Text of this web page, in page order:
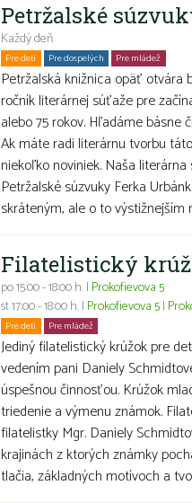
Petržalské
Každý deň
Pre deti Pre dospelých Pre mládež
Petržalská knižnica opäť otvára
ročník literárnej súťaže pre
alebo 75 rokov. Hľadáme básne
Ak máte radi literárnu tvorbu
niekoľko noviniek. Naša
Petržalské súzvuky Ferka
skráteným, ale o to výstižnejším
Filatelistický
po 15:00 - 18:00 h. | Prokofievova 5
st 17:00 - 18:00 h. | Prokofievova 5|
Pre deti Pre mládež
Jediný filatelistický krúžok pre
vedením pani Daniely
úspešnou činnosťou. Krúžok
triedenie a výmenu známok.
filatelistky Mgr. Daniely
krajinách z ktorých známky
tlačia, základných motívoch a